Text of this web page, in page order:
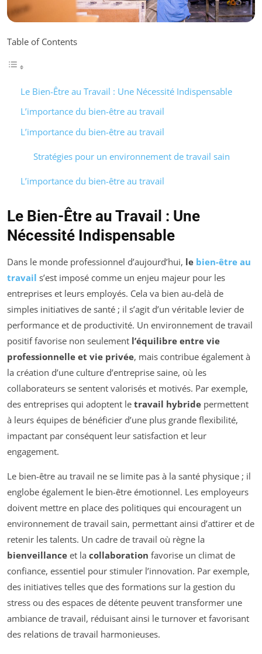
Table of Contents
Le Bien-Être au Travail : Une Nécessité Indispensable
L’importance du bien-être au travail
L’importance du bien-être au travail
Stratégies pour un environnement de travail sain
L’importance du bien-être au travail
Le Bien-Être au Travail : Une
Nécessité Indispensable
Dans le monde professionnel d’aujourd’hui, le bien-être au
travail s’est imposé comme un enjeu majeur pour les
entreprises et leurs employés. Cela va bien au-delà de
simples initiatives de santé ; il s’agit d’un véritable levier de
performance et de productivité. Un environnement de travail
positif favorise non seulement l’équilibre entre vie
professionnelle et vie privée, mais contribue également à
la création d’une culture d’entreprise saine, où les
collaborateurs se sentent valorisés et motivés. Par exemple,
des entreprises qui adoptent le travail hybride permettent
à leurs équipes de bénéficier d’une plus grande flexibilité,
impactant par conséquent leur satisfaction et leur
engagement.
Le bien-être au travail ne se limite pas à la santé physique ; il
englobe également le bien-être émotionnel. Les employeurs
doivent mettre en place des politiques qui encouragent un
environnement de travail sain, permettant ainsi d’attirer et de
retenir les talents. Un cadre de travail où règne la
bienveillance et la collaboration favorise un climat de
confiance, essentiel pour stimuler l’innovation. Par exemple,
des initiatives telles que des formations sur la gestion du
stress ou des espaces de détente peuvent transformer une
ambiance de travail, réduisant ainsi le turnover et favorisant
des relations de travail harmonieuses.